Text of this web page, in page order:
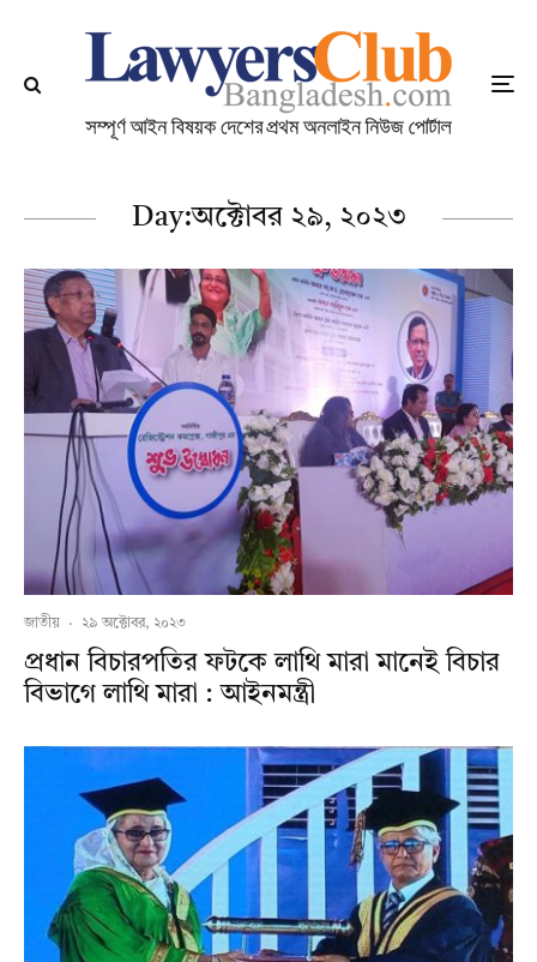
Day:অক্টোবর ২৯, ২০২৩
জাতীয় · ২৯ অক্টোবর, ২০২৩
প্রধান বিচারপতির ফটকে লাথি মারা মানেই বিচার
বিভাগে লাথি মারা : আইনমন্ত্রী